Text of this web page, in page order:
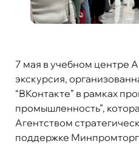
7 мая в учебном центре
экскурсия,
“ВКонтакте” в рамках
промышленность”,
Агентством
поддержке